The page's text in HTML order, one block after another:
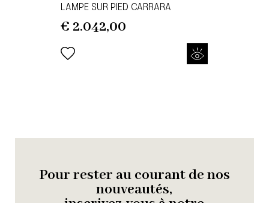
LAMPE SUR PIED CARRARA
€ 2.042,00
Pour rester au courant de nos
nouveautés,